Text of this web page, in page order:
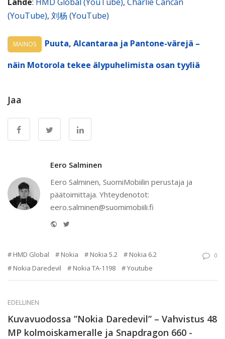
(YouTube), 刘杨 (YouTube)
MAINOS
Puuta, Alcantaraa ja Pantone-värejä –
näin Motorola tekee älypuhelimista osan tyyliä
Jaa
Eero Salminen
Eero Salminen, SuomiMobiilin perustaja ja
päätoimittaja. Yhteydenotot:
eero.salminen@suomimobiili.fi
Website
HMD Global Nokia Nokia 5.2
Nokia 6.2
Nokia Daredevil
Nokia TA-1198 Youtube
0
EDELLINEN
Kuvavuodossa ”Nokia Daredevil” – Vahvistus 48
MP kolmoiskameralle ja Snapdragon 660 -